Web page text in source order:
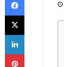
X
LinkedIn
Pinterest